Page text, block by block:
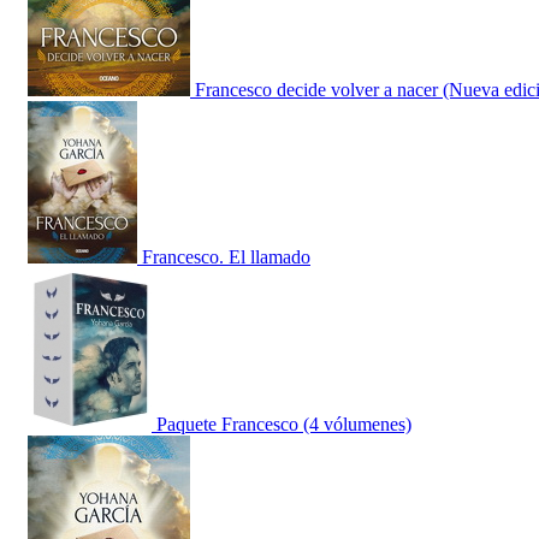
Francesco decide volver a nacer (Nueva
Francesco. El llamado
Paquete Francesco (4 vólumenes)